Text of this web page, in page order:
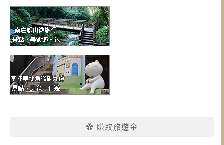
✿ 賺取旅遊金